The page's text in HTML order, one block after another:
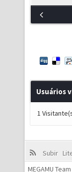
Usuários
1
Subir
MEGAMU